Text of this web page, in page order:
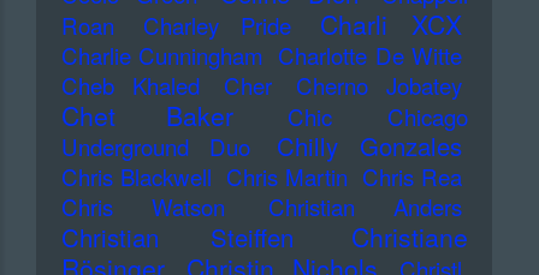
Roan
Charley Pride Charli XCX
Charlie Cunningham Charlotte De Witte
Cheb Khaled
Cher Cherno Jobatey
Chet Baker Chic
Chicago
Underground Duo
Chilly Gonzales
Chris Blackwell Chris Martin Chris Rea
Chris Watson
Christian Anders
Christian Steiffen
Christiane